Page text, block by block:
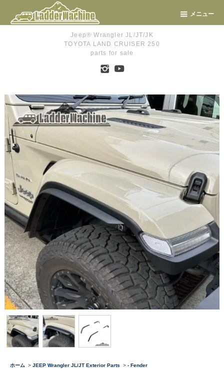
メニュー
Jeep® Wrangler JL/JT/JK
TOYOTA LAND CRUISER 250
parts for sale
ホーム > JEEP Wrangler JL/JT Exterior Parts > - Fender